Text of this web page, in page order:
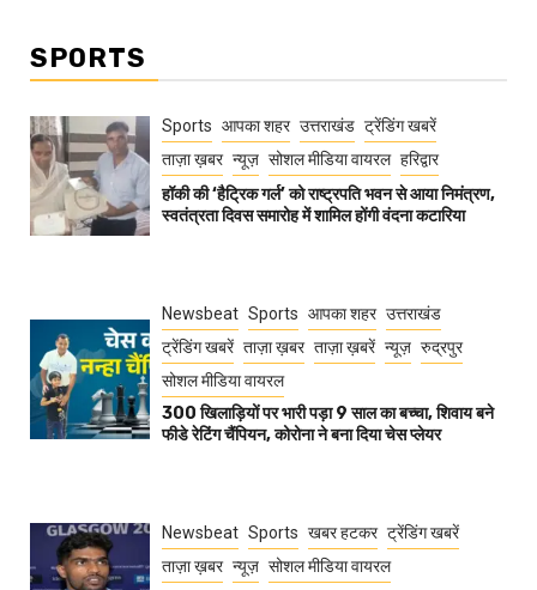
SPORTS
Sports आपका शहर उत्तराखंड ट्रेंडिंग खबरें
ताज़ा ख़बर न्यूज़ सोशल मीडिया वायरल हरिद्वार
हॉकी की ‘हैट्रिक गर्ल’ को राष्ट्रपति भवन से आया निमंत्रण,
स्वतंत्रता दिवस समारोह में शामिल होंगी वंदना कटारिया
Newsbeat Sports आपका शहर उत्तराखंड
ट्रेंडिंग खबरें ताज़ा ख़बर ताज़ा ख़बरें न्यूज़ रुद्रपुर
सोशल मीडिया वायरल
300 खिलाड़ियों पर भारी पड़ा 9 साल का बच्चा, शिवाय बने
फीडे रेटिंग चैंपियन, कोरोना ने बना दिया चेस प्लेयर
Newsbeat Sports खबर हटकर ट्रेंडिंग खबरें
ताज़ा ख़बर न्यूज़ सोशल मीडिया वायरल